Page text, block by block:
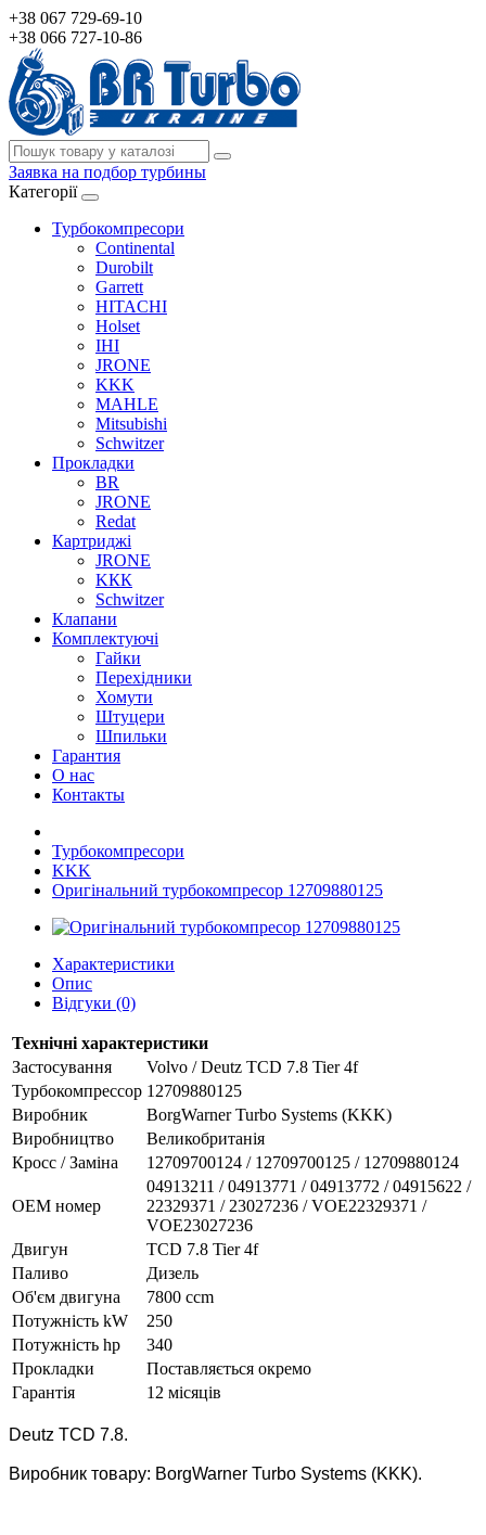
+38 067 729-69-10
+38 066 727-10-86
Заявка на подбор турбины
Категорії
Турбокомпресори
Continental
Durobilt
Garrett
HITACHI
Holset
IHI
JRONE
KKK
MAHLE
Mitsubishi
Schwitzer
Прокладки
BR
JRONE
Redat
Картриджі
JRONE
KКК
Schwitzer
Клапани
Комплектуючі
Гайки
Перехідники
Хомути
Штуцери
Шпильки
Гарантия
О нас
Контакты
Турбокомпресори
KKK
Оригінальний турбокомпресор 12709880125
Характеристики
Опис
Відгуки (0)
Технічні характеристики
Застосування
Volvo / Deutz TCD 7.8 Tier 4f
Турбокомпрессор 12709880125
Виробник
BorgWarner Turbo Systems (KKK)
Виробництво
Великобританія
Кросс / Заміна
12709700124 / 12709700125 / 12709880124
ОЕМ номер
04913211 / 04913771 / 04913772 / 04915622 /
22329371 / 23027236 / VOE22329371 /
VOE23027236
Двигун
TCD 7.8 Tier 4f
Паливо
Дизель
Об'єм двигуна
7800 ccm
Потужність kW
250
Потужність hp
340
Прокладки
Поставляється окремо
Гарантія
12 місяців
Deutz TCD 7.8.
Виробник товару: BorgWarner Turbo Systems (KKK).